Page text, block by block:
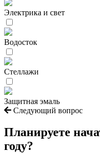
Электрика и свет
Водосток
Стеллажи
Защитная эмаль
Следующий вопрос
Планируете
году?